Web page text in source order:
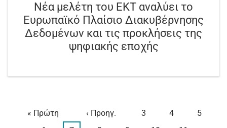
Νέα μελέτη του ΕΚΤ αναλύει το
Ευρωπαϊκό Πλαίσιο Διακυβέρνησης
Δεδομένων και τις προκλήσεις της
ψηφιακής εποχής
Σελιδοποίηση
First
« Πρώτη
Προηγούμενη
‹ Προηγ. Page
3 Page
4 Page
5